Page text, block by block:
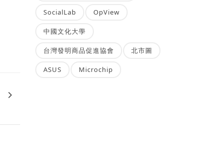
SocialLab OpView
中國文化大學
台灣發明商品促進協會 北市圖
ASUS Microchip